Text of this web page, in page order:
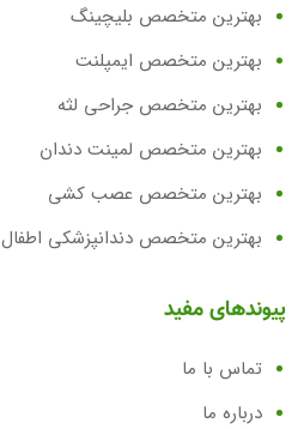
بهترین متخصص بلیچینگ
بهترین متخصص ایمپلنت
بهترین متخصص جراحی لثه
بهترین متخصص لمینت دندان
بهترین متخصص عصب کشی
بهترین متخصص دندانپزشکی اطفال
پیوندهای مفید
تماس با ما
درباره ما